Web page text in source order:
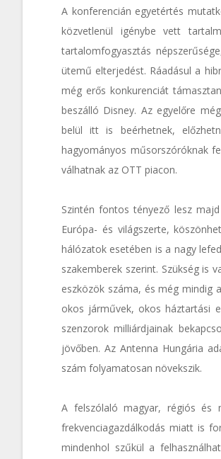
A konferencián egyetértés
közvetlenül igénybe vett
tartalomfogyasztás
ütemű elterjedést. Ráadásul a
még erős konkurenciát
beszálló Disney. Az egyelőre
belül itt is beérhetnek,
hagyományos műsorszóróknak
válhatnak az OTT piacon.
Szintén fontos tényező lesz
Európa- és világszerte,
hálózatok esetében is a nagy
szakemberek szerint. Szükség is
eszközök száma, és még mindig
okos járművek, okos háztartási
szenzorok milliárdjainak
jövőben. Az Antenna Hungária
szám folyamatosan növekszik.
A felszólaló magyar, régiós és
frekvenciagazdálkodás miatt is
mindenhol szűkül a